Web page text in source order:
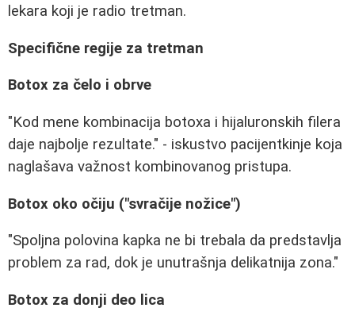
lekara koji je radio tretman.
Specifične regije za tretman
Botox za čelo i obrve
"Kod mene kombinacija botoxa i hijaluronskih filera
daje najbolje rezultate." - iskustvo pacijentkinje koja
naglašava važnost kombinovanog pristupa.
Botox oko očiju ("svračije nožice")
"Spoljna polovina kapka ne bi trebala da predstavlja
problem za rad, dok je unutrašnja delikatnija zona."
Botox za donji deo lica